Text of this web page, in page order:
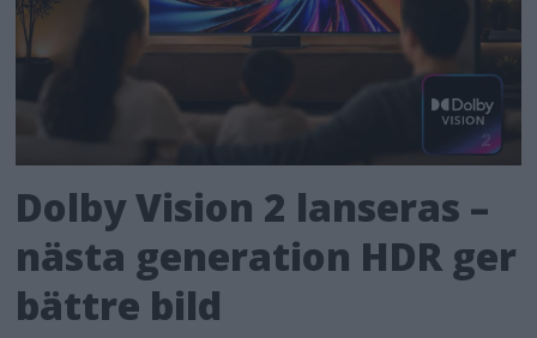
Dolby Vision 2 lanseras –
nästa generation HDR ger
bättre bild